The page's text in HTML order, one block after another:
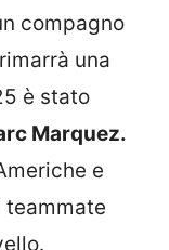
compagno
una
è stato
Marquez.
e
teammate